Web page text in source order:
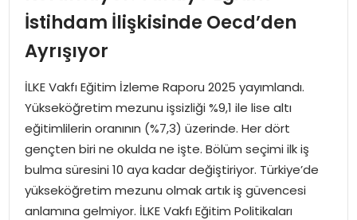
SOSYAL HABER
SPOR
EKONOMI
MAGAZIN
TEKNOLOJI
İstihdam İlişkisinde Oecd’den
Ayrışıyor
İLKE Vakfı Eğitim İzleme Raporu 2025 yayımlandı.
Yükseköğretim mezunu işsizliği %9,1 ile lise altı
eğitimlilerin oranının (%7,3) üzerinde. Her dört
gençten biri ne okulda ne işte. Bölüm seçimi ilk iş
bulma süresini 10 aya kadar değiştiriyor. Türkiye’de
yükseköğretim mezunu olmak artık iş güvencesi
anlamına gelmiyor. İLKE Vakfı Eğitim Politikaları